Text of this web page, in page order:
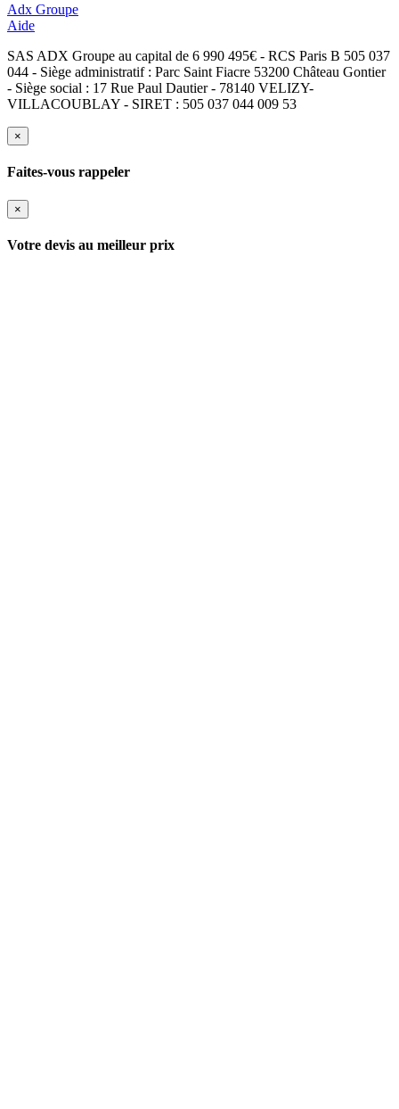
Adx Groupe
Aide
SAS ADX Groupe au capital de 6 990 495€ - RCS Paris B 505 037
044 - Siège administratif : Parc Saint Fiacre 53200 Château Gontier
- Siège social : 17 Rue Paul Dautier - 78140 VELIZY-
VILLACOUBLAY - SIRET : 505 037 044 009 53
×
Faites-vous rappeler
×
Votre devis au meilleur prix